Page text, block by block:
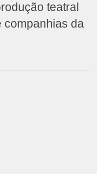
teatral
companhias da